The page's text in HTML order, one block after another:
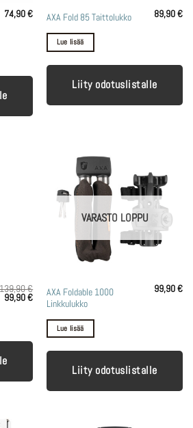
74,90€ AXA Fold 85 Taittolukko 89,90€
Lue lisää
Liity odotuslistalle
139,90€
Alkuperäinen
hinta
99,90€Nykyinen
hinta
99,90 €.
VARASTO LOPPU
AXA Foldable 1000
Linkkulukko
99,90€
Lue lisää
Liity odotuslistalle